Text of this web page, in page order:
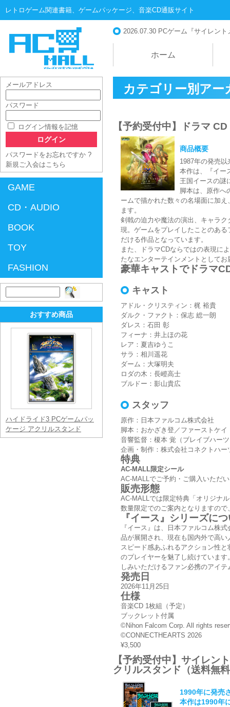
レトロゲーム関連書籍、ゲームパッケージ、音楽CD通販サイト
AC-MALL
2026.07.30 PCゲーム『サイレン
ホーム
カテゴリー別ア
【予約受付中】ドラマ
商品概要
1987年の発売
本作は、『イー
王国イースの謎
脚本は、原作へ
ームで描かれた数々の名場面に加
ます。
剣戟の迫力や魔法の演出、キャラ
現。ゲームをプレイしたことのあ
だける作品となっています。
また、ドラマCDならではの表現に
たなエンターテインメントとしてお
豪華キャストでドラマ
キャスト
アドル・クリスティン：梶 裕貴
ダルク・ファクト：保志 総一朗
ダレス：石田 彰
フィーナ：井上ほの花
レア：夏吉ゆうこ
サラ：相川遥花
ダーム：大塚明夫
ロダの木：長嶝高士
ブルドー：影山貴広
スタッフ
原作：日本ファルコム株式会社
脚本：おかざき登／ファーストケイ
音響監督：榎本 覚（ブレイブハー
企画・制作：株式会社コネクトハー
特典
AC-MALL限定シール
AC-MALLでご予約・ご購入いただ
販売形態
AC-MALLでは限定特典「オリジナ
数量限定でのご案内となりますの
『イース』シリーズに
『イース』は、日本ファルコム株
品が展開され、現在も国内外で高
スピード感あふれるアクション性
のプレイヤーを魅了し続けていま
しみいただけるファン必携のアイテ
発売日
2026年11月25日
仕様
音楽CD 1枚組（予定）
ブックレット付属
©Nihon Falcom Corp. All rights
©︎CONNECTHEARTS 2026
¥3,500
【予約受付中】サイレン
クリルスタンド（送料無
1990年に発売
本作は1990年
メールアドレス
パスワード
ログイン情報を記憶
パスワードをお忘れですか ?
新規ご入会はこちら
GAME
CD・AUDIO
BOOK
TOY
FASHION
索:
おすすめ商品
ハイドライド3 PCゲームパッ
ケージ アクリルスタンド